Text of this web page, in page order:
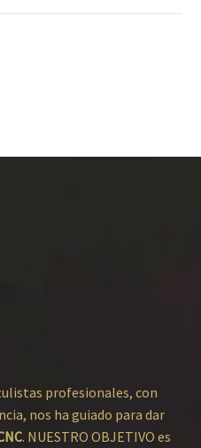
profesionales, con
nos ha guiado para dar
. NUESTRO OBJETIVO es